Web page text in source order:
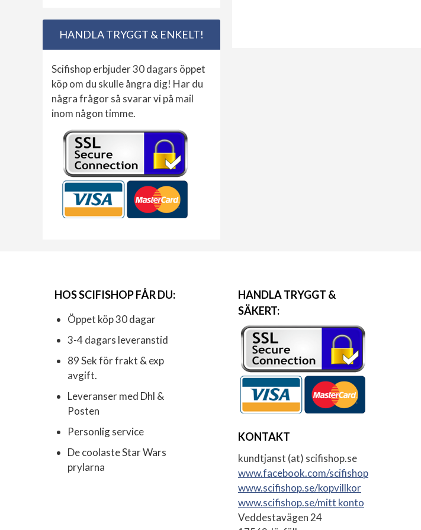
HANDLA TRYGGT & ENKELT!
Scifishop erbjuder 30 dagars öppet
köp om du skulle ångra dig! Har du
några frågor så svarar vi på mail
inom någon timme.
HOS SCIFISHOP FÅR DU:
Öppet köp 30 dagar
3-4 dagars leveranstid
89 Sek för frakt & exp
avgift.
Leveranser med Dhl &
Posten
Personlig service
De coolaste Star Wars
prylarna
HANDLA TRYGGT &
SÄKERT:
KONTAKT
kundtjanst (at) scifishop.se
www.facebook.com/scifishop
www.scifishop.se/kopvillkor
www.scifishop.se/mitt konto
Veddestavägen 24